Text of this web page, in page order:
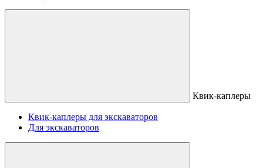
Квик-каплеры
Квик-каплеры для экскаваторов
Для экскаваторов